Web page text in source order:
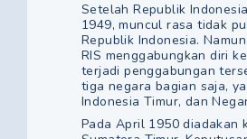
Setelah Republik
1949, muncul rasa tidak
Republik Indonesia.
RIS menggabungkan diri
terjadi penggabungan
tiga negara bagian saja,
Indonesia Timur, dan
Pada April 1950 diadakan